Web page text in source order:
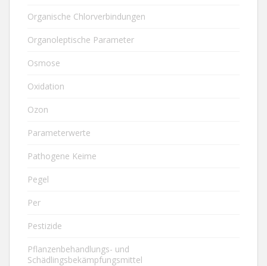
Organische Chlorverbindungen
Organoleptische Parameter
Osmose
Oxidation
Ozon
Parameterwerte
Pathogene Keime
Pegel
Per
Pestizide
Pflanzenbehandlungs- und
Schädlingsbekämpfungsmittel